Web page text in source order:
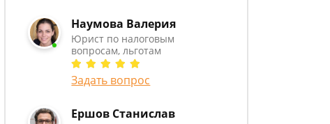
Наумова Валерия
Юрист по налоговым
вопросам, льготам
Задать вопрос
Ершов Станислав